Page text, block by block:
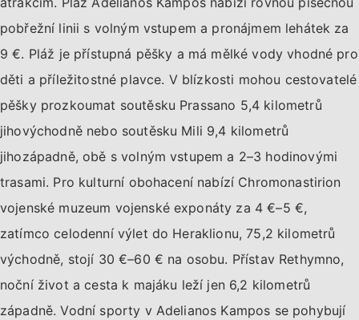
pobřežní linii s volným vstupem a pronájmem lehátek za
9 €. Pláž je přístupná pěšky a má mělké vody vhodné pro
děti a příležitostné plavce. V blízkosti mohou cestovatelé
pěšky prozkoumat soutěsku Prassano 5,4 kilometrů
jihovýchodně nebo soutěsku Mili 9,4 kilometrů
jihozápadně, obě s volným vstupem a 2–3 hodinovými
trasami. Pro kulturní obohacení nabízí Chromonastirion
vojenské muzeum vojenské exponáty za 4 €–5 €,
zatímco celodenní výlet do Heraklionu, 75,2 kilometrů
východně, stojí 30 €–60 € na osobu. Přístav Rethymno,
noční život a cesta k majáku leží jen 6,2 kilometrů
západně. Vodní sporty v Adelianos Kampos se pohybují